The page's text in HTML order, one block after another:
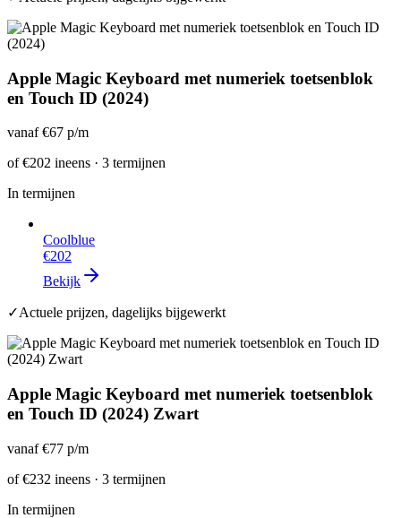
Apple Magic Keyboard met numeriek toetsenblok
en Touch ID (2024)
vanaf€67 p/m
of€202 ineens · 3 termijnen
In termijnen
Coolblue
€202
Bekijk
✓Actuele prijzen, dagelijks bijgewerkt
Apple Magic Keyboard met numeriek toetsenblok
en Touch ID (2024) Zwart
vanaf€77 p/m
of€232 ineens · 3 termijnen
In termijnen